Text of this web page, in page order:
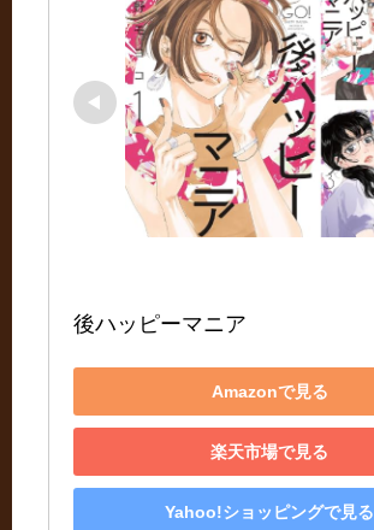
後ハッピーマニア
Amazonで見る
楽天市場で見る
Yahoo!ショッピングで見る